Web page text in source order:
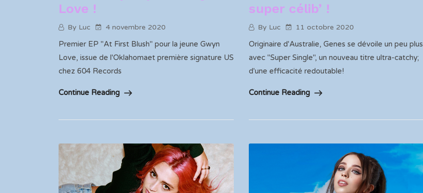
Love !
By Luc 4 novembre 2020
Premier EP "At First Blush" pour la jeune Gwyn
Love, issue de l'Oklahomaet première signature US
chez 604 Records
Continue Reading
super célib’ !
By Luc 11 octobre 2020
Originaire d'Australie, Genes se dévoile un peu plus
avec "Super Single", un nouveau titre ultra-catchy;
d'une efficacité redoutable!
Continue Reading